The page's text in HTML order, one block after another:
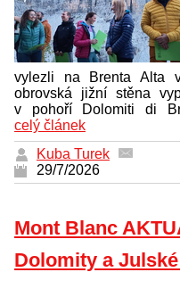
vylezli na Brenta Alta
obrovská jižní stěna
v pohoří Dolomiti di
celý článek
Kuba Turek
29/7/2026
Mont Blanc
Dolomity a